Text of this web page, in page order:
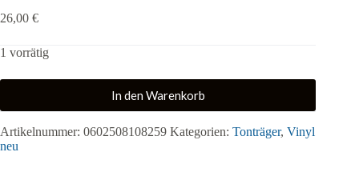
26,00 €
1 vorrätig
In den Warenkorb
Artikelnummer: 0602508108259 Kategorien: Tonträger, Vinyl
neu